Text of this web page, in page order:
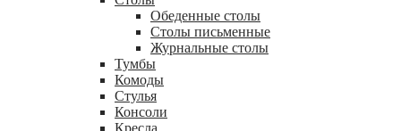
Обеденные столы
Столы письменные
Журнальные столы
Тумбы
Комоды
Стулья
Консоли
Кресла